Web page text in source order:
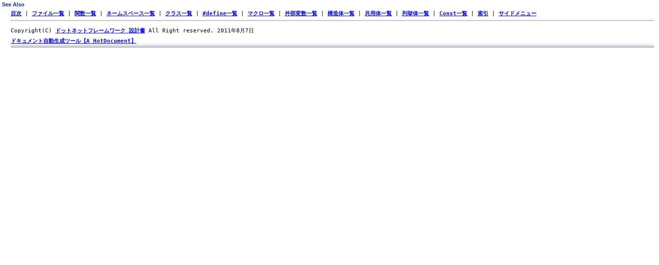
See Also
目次 ファイル一覧 関数一覧 ネームスペース一覧 クラス一覧 #define一覧 マクロ一覧 外部変数一覧 構造体一覧 共用体一覧 列挙体一覧 Const一覧 索引 サイドメニュー
Copyright(C) ドットネットフレームワーク 設計書 All Right reserved. 2011年8月7日
ドキュメント自動生成ツール【A HotDocument】